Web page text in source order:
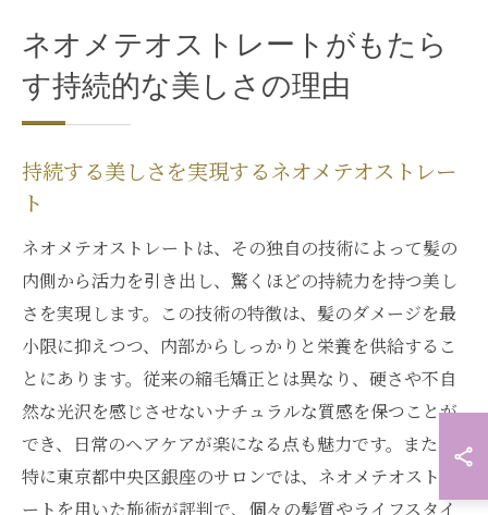
ネオメテオストレートがもたら
す持続的な美しさの理由
持続する美しさを実現するネオメテオストレー
ト
ネオメテオストレートは、その独自の技術によって髪の
内側から活力を引き出し、驚くほどの持続力を持つ美し
さを実現します。この技術の特徴は、髪のダメージを最
小限に抑えつつ、内部からしっかりと栄養を供給するこ
とにあります。従来の縮毛矯正とは異なり、硬さや不自
然な光沢を感じさせないナチュラルな質感を保つことが
でき、日常のヘアケアが楽になる点も魅力です。また、
特に東京都中央区銀座のサロンでは、ネオメテオストレ
ートを用いた施術が評判で、個々の髪質やライフスタイ